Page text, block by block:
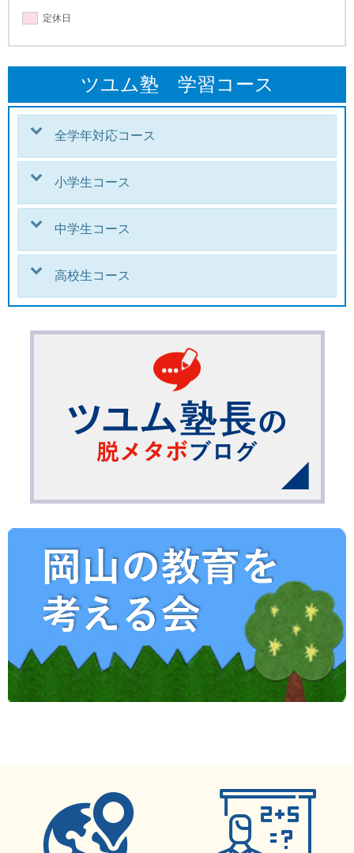
定休日
ツユム塾 学習コース
全学年対応コース
小学生コース
中学生コース
高校生コース